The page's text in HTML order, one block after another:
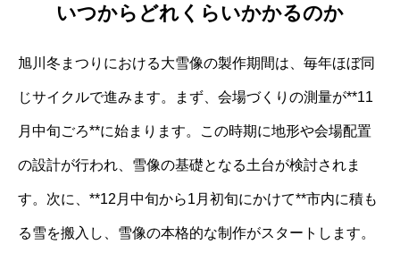
いつからどれくらいかかるのか
旭川冬まつりにおける大雪像の製作期間は、毎年ほぼ同
じサイクルで進みます。まず、会場づくりの測量が**11
月中旬ごろ**に始まります。この時期に地形や会場配置
の設計が行われ、雪像の基礎となる土台が検討されま
す。次に、**12月中旬から1月初旬にかけて**市内に積も
る雪を搬入し、雪像の本格的な制作がスタートします。